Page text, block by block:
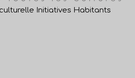
Initiatives Habitants